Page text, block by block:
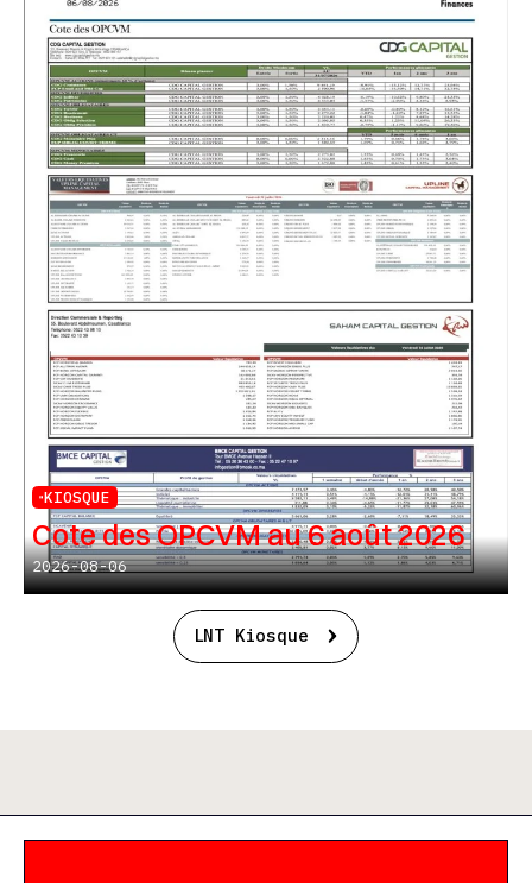
KIOSQUE
Cote des OPCVM au 6 août 2026
2026-08-06
LNT Kiosque